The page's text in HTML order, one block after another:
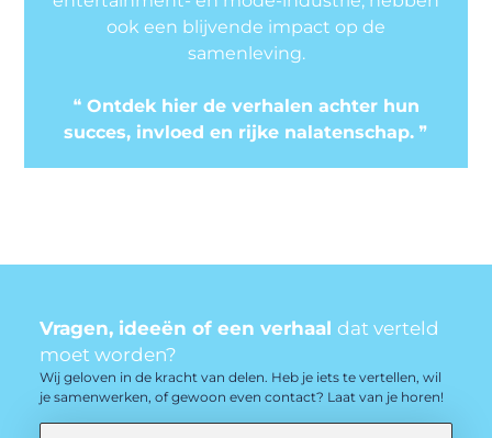
ook een blijvende impact op de
samenleving.
❝ Ontdek hier de verhalen achter hun
succes, invloed en rijke nalatenschap. ❞
Vragen, ideeën of een verhaal dat verteld
moet worden?
Wij geloven in de kracht van delen. Heb je iets te vertellen, wil
je samenwerken, of gewoon even contact? Laat van je horen!